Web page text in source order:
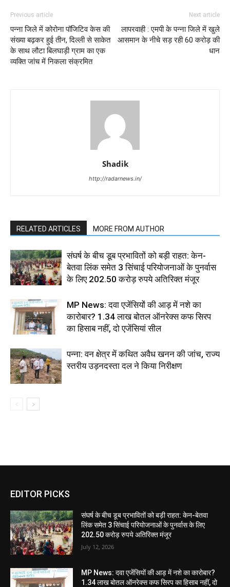
Previous article
पन्ना जिले में कोरोना पॉजिटिव केस की
संख्या बढ़कर हुई तीन, दिल्ली से साकेत
के साथ लौटा बिलघाड़ी ग्राम का एक
व्यक्ति जांच में निकला संक्रमित
Next article
लापरवाही : एमपी के पन्ना जिले में खुले
आसमान के नीचे सड़ रही 60 करोड़ की
धान
Shadik
http://radarnews.in/
RELATED ARTICLES MORE FROM AUTHOR
संघर्ष के बीच डूब प्रभावितों को बड़ी राहत: केन-
बेतवा लिंक समेत 3 सिंचाई परियोजनाओं के पुनर्वास
के लिए 202.50 करोड़ रुपये अतिरिक्त मंजूर
MP News: दवा एजेंसियों की आड़ में नशे का
कारोबार? 1.34 लाख बोतल ऑनरेक्स कफ सिरप
का हिसाब नहीं, दो एजेंसियां सील
पन्ना: वन क्षेत्र में कथित अवैध खनन की जांच, राज्य
स्तरीय उड़नदस्ता दल ने किया निरीक्षण
EDITOR PICKS
संघर्ष के बीच डूब प्रभावितों को बड़ी राहत: केन-बेतवा
लिंक समेत 3 सिंचाई परियोजनाओं के पुनर्वास के लिए
202.50 करोड़ रुपये अतिरिक्त मंजूर
July 12, 2026
MP News: दवा एजेंसियों की आड़ में नशे का कारोबार?
1.34 लाख बोतल ऑनरेक्स कफ सिरप का हिसाब नहीं, दो